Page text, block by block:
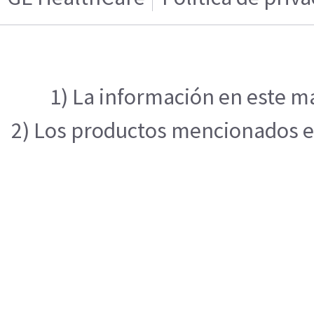
1) La información en este
2) Los productos mencionados